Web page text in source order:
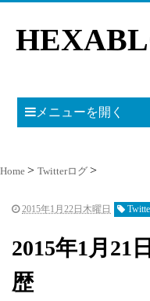
メニューを開く
Home Twitterログ
2015年1月22日木曜日
2015年1月21
歴